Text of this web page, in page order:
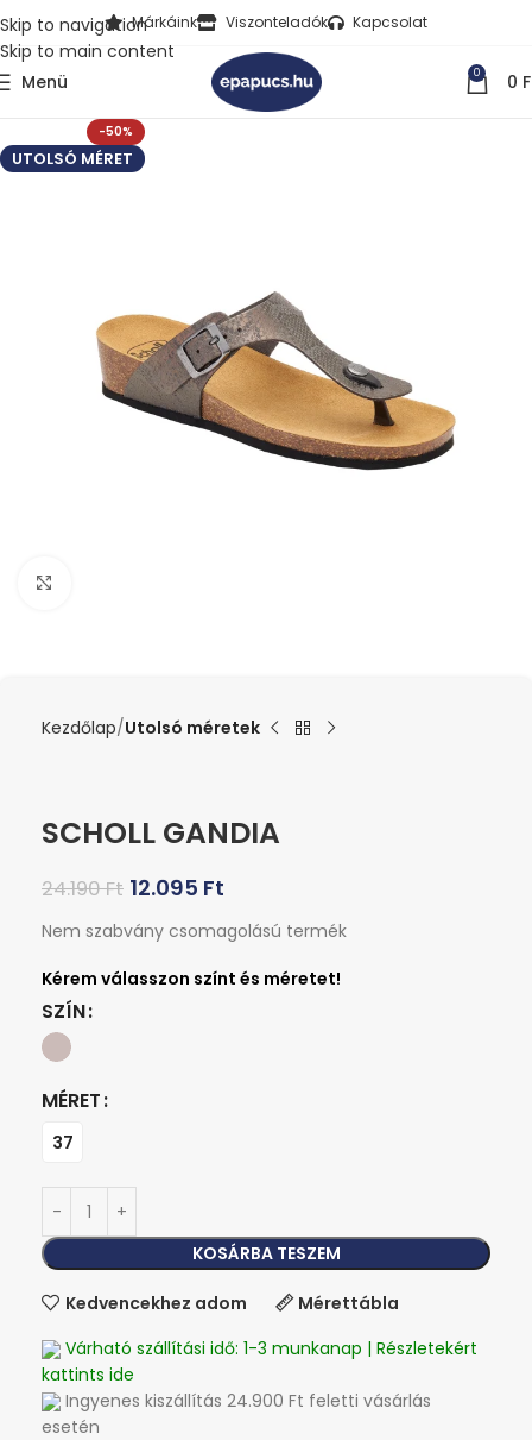
Skip to navigation
Skip to main content
Márkáink Viszonteladók Kapcsolat
Menü 0 0
-50%
UTOLSÓ MÉRET
Kezdőlap Utolsó méretek
SCHOLL GANDIA
24.190Ft 12.095 Ft
Nem szabvány csomagolású termék
SZÍN
MÉRET
37
KOSÁRBA TESZEM
Kedvencekhez adom
Mérettábla
Várható szállítási idő: 1-3 munkanap | Részletekért
kattints ide
Ingyenes kiszállítás 24.900 Ft feletti vásárlás
esetén